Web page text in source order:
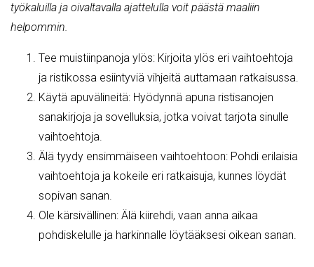
työkaluilla ja oivaltavalla ajattelulla voit päästä maaliin
helpommin.
Tee muistiinpanoja ylös: Kirjoita ylös eri vaihtoehtoja
ja ristikossa esiintyviä vihjeitä auttamaan ratkaisussa.
Käytä apuvälineitä: Hyödynnä apuna ristisanojen
sanakirjoja ja sovelluksia, jotka voivat tarjota sinulle
vaihtoehtoja.
Älä tyydy ensimmäiseen vaihtoehtoon: Pohdi erilaisia
vaihtoehtoja ja kokeile eri ratkaisuja, kunnes löydät
sopivan sanan.
Ole kärsivällinen: Älä kiirehdi, vaan anna aikaa
pohdiskelulle ja harkinnalle löytääksesi oikean sanan.